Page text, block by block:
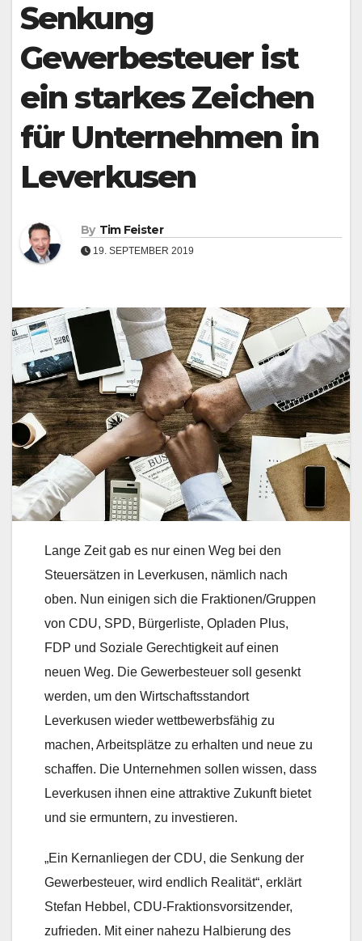
format_underlined
font_download Mark links
Reset all options
cached
Leave feedback
statement
Senkung
Gewerbesteuer ist
ein starkes Zeichen
für Unternehmen in
Leverkusen
By Tim Feister
19. SEPTEMBER 2019
Lange Zeit gab es nur einen Weg bei den
Steuersätzen in Leverkusen, nämlich nach
oben. Nun einigen sich die Fraktionen/Gruppen
von CDU, SPD, Bürgerliste, Opladen Plus,
FDP und Soziale Gerechtigkeit auf einen
neuen Weg. Die Gewerbesteuer soll gesenkt
werden, um den Wirtschaftsstandort
Leverkusen wieder wettbewerbsfähig zu
machen, Arbeitsplätze zu erhalten und neue zu
schaffen. Die Unternehmen sollen wissen, dass
Leverkusen ihnen eine attraktive Zukunft bietet
und sie ermuntern, zu investieren.
„Ein Kernanliegen der CDU, die Senkung der
Gewerbesteuer, wird endlich Realität“, erklärt
Stefan Hebbel, CDU-Fraktionsvorsitzender,
zufrieden. Mit einer nahezu Halbierung des